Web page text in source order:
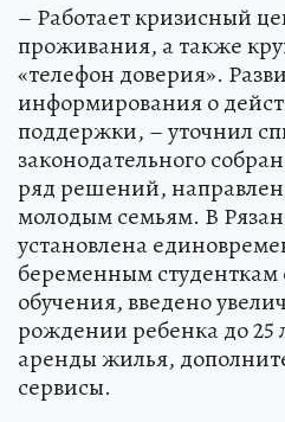
– Работает кризисный
проживания, а также
«телефон доверия».
информирования о
поддержки, – уточнил
законодательного
ряд решений,
молодым семьям. В
установлена
беременным
обучения, введено
рождении ребенка до 25
аренды жилья,
сервисы.